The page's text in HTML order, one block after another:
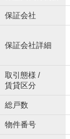
保証会社
保証会社詳細
取引態様 /
賃貸区分
総戸数
物件番号